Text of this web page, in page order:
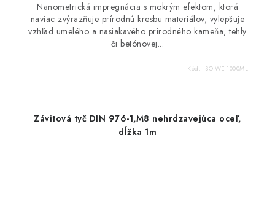
Nanometrická impregnácia s mokrým efektom, ktorá
naviac zvýrazňuje prírodnú kresbu materiálov, vylepšuje
vzhľad umelého a nasiakavého prírodného kameňa, tehly
či betónovej...
Kód: ISO-WE-1000ML
Závitová tyč DIN 976-1,M8 nehrdzavejúca oceľ,
dĺžka 1m